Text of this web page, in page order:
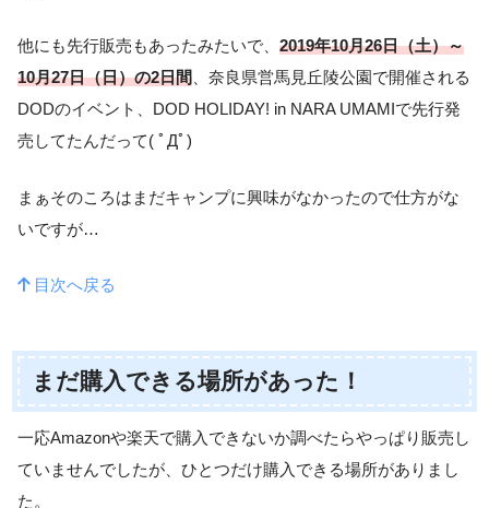
他にも先行販売もあったみたいで、 2019年10月26日（土）～
10月27日（日）の2日間、奈良県営馬見丘陵公園で開催される
DODのイベント、DOD HOLIDAY! in NARA UMAMIで先行発
売してたんだって( ﾟДﾟ)
まぁそのころはまだキャンプに興味がなかったので仕方がな
いですが…
目次へ戻る
まだ購入できる場所があった！
一応Amazonや楽天で購入できないか調べたらやっぱり販売し
ていませんでしたが、ひとつだけ購入できる場所がありまし
た。